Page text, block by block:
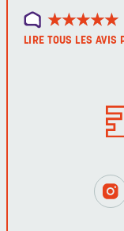
★★★★★
★★★★★
LIRE TOUS LES AVIS